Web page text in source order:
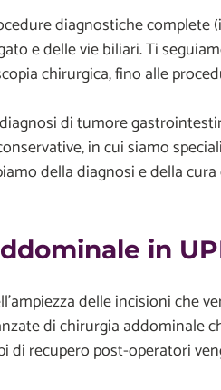
diagnostiche complete
e delle vie biliari. Ti
chirurgica, fino alle
di tumore
in cui siamo
della diagnosi e della
in
delle incisioni che
di chirurgia addominale
di recupero post-operatori